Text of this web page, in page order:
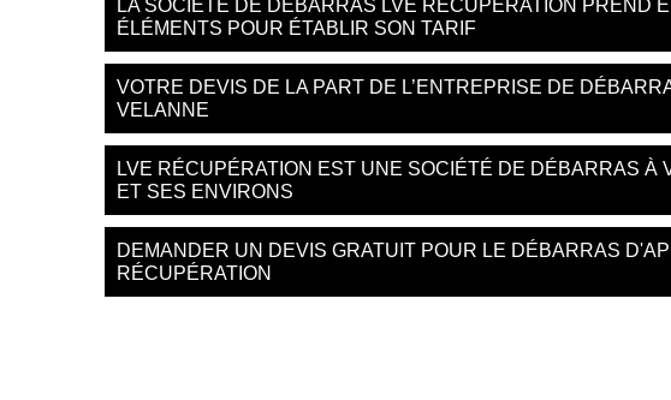
LA SOCIÉTÉ DE DÉBARRAS LVE RÉCUPÉRATION PREND
ÉLÉMENTS POUR ÉTABLIR SON TARIF
VOTRE DEVIS DE LA PART DE L’ENTREPRISE DE
VELANNE
LVE RÉCUPÉRATION EST UNE SOCIÉTÉ DE DÉBARRAS À
ET SES ENVIRONS
DEMANDER UN DEVIS GRATUIT POUR LE DÉBARRAS
RÉCUPÉRATION